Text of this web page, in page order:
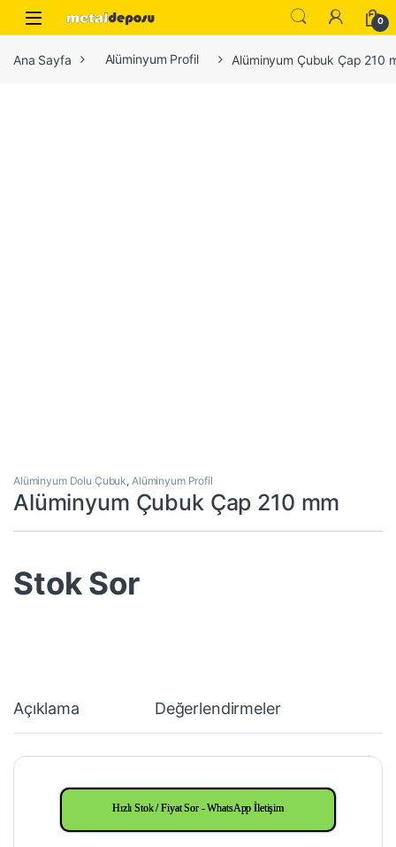
Skip to navigation
Skip to content
0
Ana Sayfa Alüminyum Profil Alüminyum Çubuk Çap 210
Alüminyum Dolu Çubuk, Alüminyum Profil
Alüminyum Çubuk Çap 210 mm
Stok Sor
Açıklama Değerlendirmeler
Hızlı Stok / Fiyat Sor - WhatsApp İletişim